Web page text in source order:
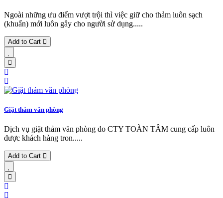
Ngoài những ưu điểm vượt trội thì việc giữ cho thảm luôn sạch
(khuẩn) mới luôn gây cho người sử dụng.....
Add to Cart
Giặt thảm văn phòng
Dịch vụ giặt thảm văn phòng do CTY TOÀN TÂM cung cấp luôn
được khách hàng tron.....
Add to Cart